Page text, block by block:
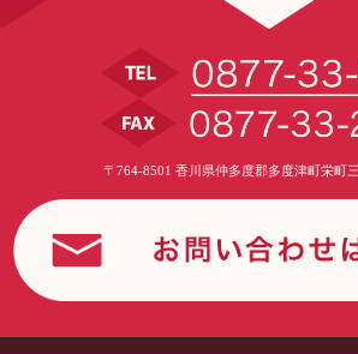
〒764-8501 香川県仲多度郡多度津町栄町